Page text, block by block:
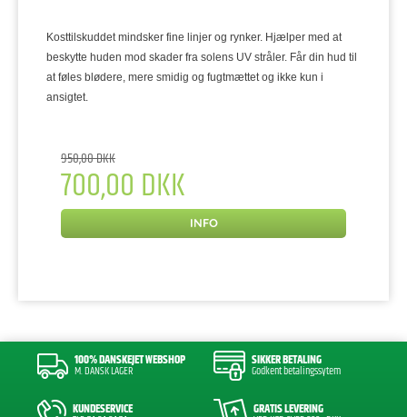
Kosttilskuddet mindsker fine linjer og rynker. Hjælper med at
beskytte huden mod skader fra solens UV stråler. Får din hud til
at føles blødere, mere smidig og fugtmættet og ikke kun i
ansigtet.
950,00 DKK
700,00 DKK
INFO
100% DANSKEJET WEBSHOP
M. DANSK LAGER
SIKKER BETALING
Godkent betalingssytem
KUNDESERVICE GRATIS LEVERING